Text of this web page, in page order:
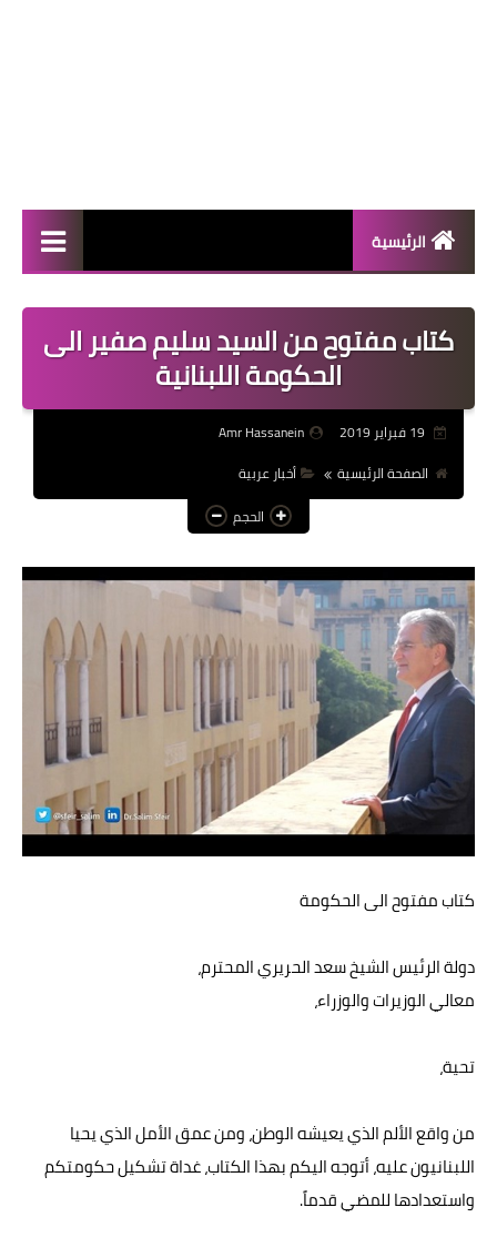
الرئيسية
منوعات
فعاليات
صحة
عالم المرأة
فن وثقافة
أخبار مصر
أخبار عربية
أخبار النجوم
أخبار العالم
كتاب مفتوح من السيد سليم صفير الى
الحكومة اللبنانية
Amr Hassanein
الصفحة الرئيسية
أخبار عربية
الحجم
كتاب مفتوح الى الحكومة
دولة الرئيس الشيخ سعد الحريري المحترم،
معالي الوزيرات والوزراء،
تحية،
من واقع الألم الذي يعيشه الوطن، ومن عمق الأمل الذي يحيا
اللبنانيون عليه، أتوجه اليكم بهذا الكتاب، غداة تشكيل حكومتكم
واستعدادها للمضي قدماً.